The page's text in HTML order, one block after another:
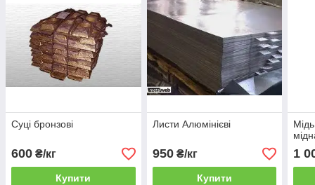
Суці бронзові
600 ₴/кг
Купити
Листи Алюмінієві
950₴/кг
Купити
1